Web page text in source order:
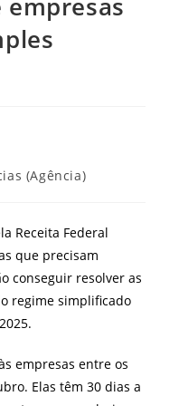
(Agência)
Receita Federal
que precisam
conseguir resolver as
regime simplificado
empresas entre os
Elas têm 30 dias a